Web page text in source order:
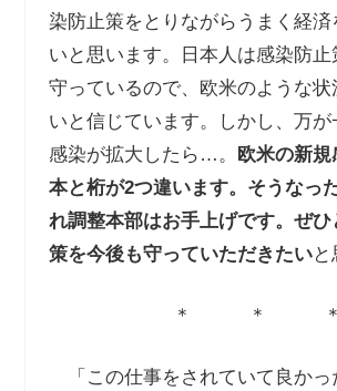
染防止策をとりながらうまく経済
いと思います。日本人は感染防止
守っているので、欧米のような状
いと信じています。しかし、万が
感染が拡大したら…。
欧米の新規
本と桁が2つ違います。そうなっ
れ調整本部はお手上げです。ぜ
策を今後も守っていただきたいと
＊ ＊ ＊
「この仕事をされていて良か